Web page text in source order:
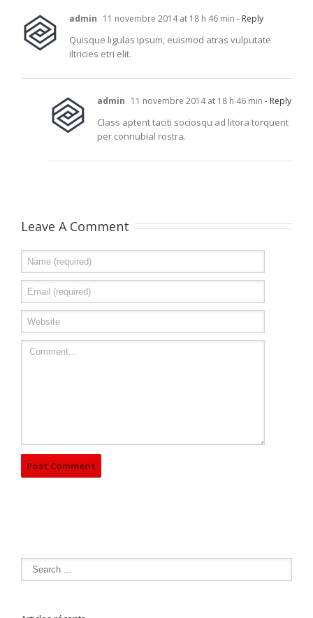
admin 11 novembre 2014 at 18 h 46 min - Reply
Quisque ligulas ipsum, euismod atras vulputate
iltricies etri elit.
admin 11 novembre 2014 at 18 h 46 min - Reply
Class aptent taciti sociosqu ad litora torquent
per connubial rostra.
Leave A Comment